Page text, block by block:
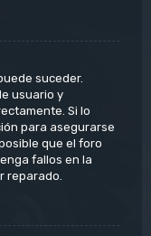
suceder.
usuario y
Si lo
para asegurarse
que el foro
fallos en la
reparado.